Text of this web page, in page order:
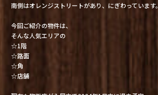
南側はオレンジストリートがあり、にぎわっています。
今回ご紹介の物件は、
そんな人気エリアの
☆1階
☆路面
☆角
☆店舗